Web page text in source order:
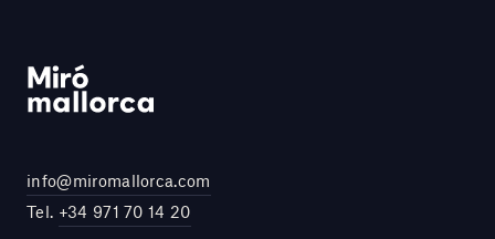
info@miromallorca.com
Tel. +34 971 70 14 20